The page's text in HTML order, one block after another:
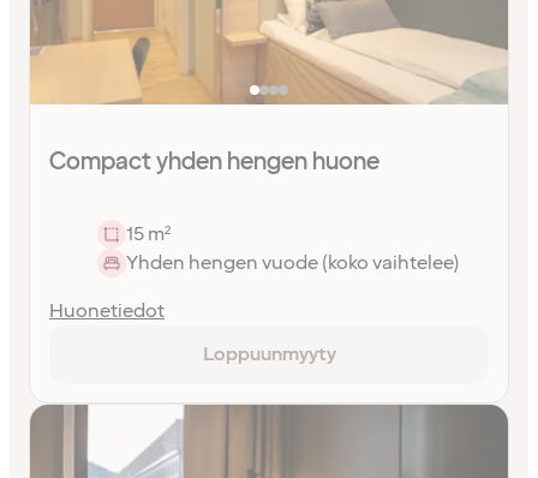
Compact yhden hengen huone
15 m²
Yhden hengen vuode (koko vaihtelee)
Huonetiedot
Loppuunmyyty